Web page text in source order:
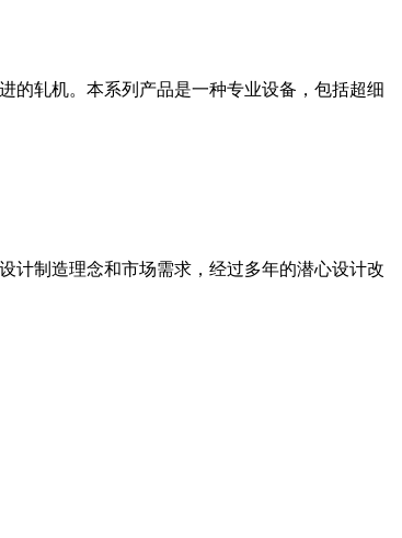
的轧机。本系列产品是一种专业设备，包括超细
计制造理念和市场需求，经过多年的潜心设计改